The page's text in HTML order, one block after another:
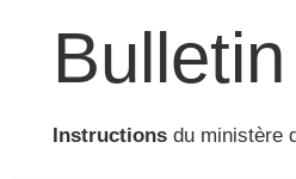
Instructions du ministère